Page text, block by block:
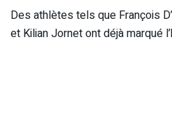
Des athlètes tels que François
et Kilian Jornet ont déjà marqué